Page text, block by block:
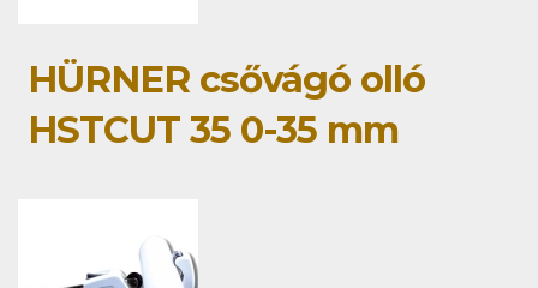
HÜRNER csővágó olló
HSTCUT 35 0-35 mm